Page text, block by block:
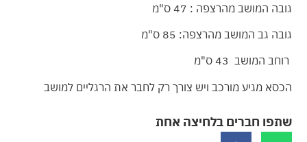
גובה המושב מהרצפה : 47 ס"מ
גובה גב המושב מהרצפה: 85 ס"מ
רוחב המושב 43 ס"מ
הכסא מגיע מורכב ויש צורך רק לחבר את הרגליים למושב
שתפו חברים בלחיצה אחת